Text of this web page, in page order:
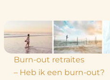
Burn-out retraites
– Heb ik een burn-out?